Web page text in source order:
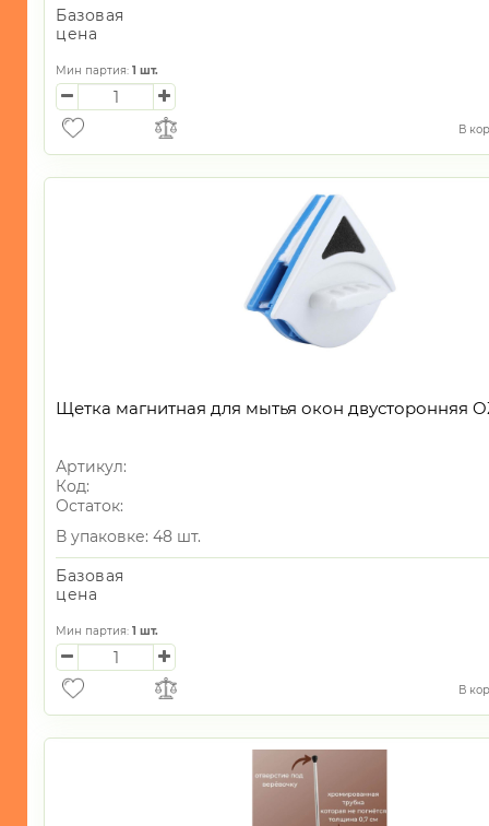
Базовая
цена
Мин партия: 1 шт.
В
Щетка магнитная для мытья окон двусторонняя
Артикул:
Код:
Остаток:
В упаковке: 48 шт.
Базовая
цена
Мин партия: 1 шт.
В